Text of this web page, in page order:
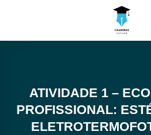
ATIVIDADE 1 –
PROFISSIONAL: